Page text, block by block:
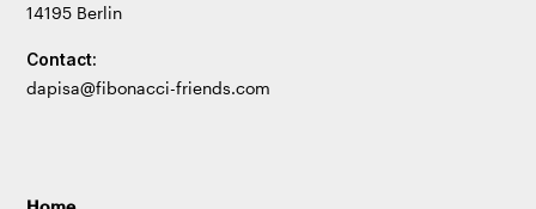
14195 Berlin
Contact:
dapisa@fibonacci-friends.com